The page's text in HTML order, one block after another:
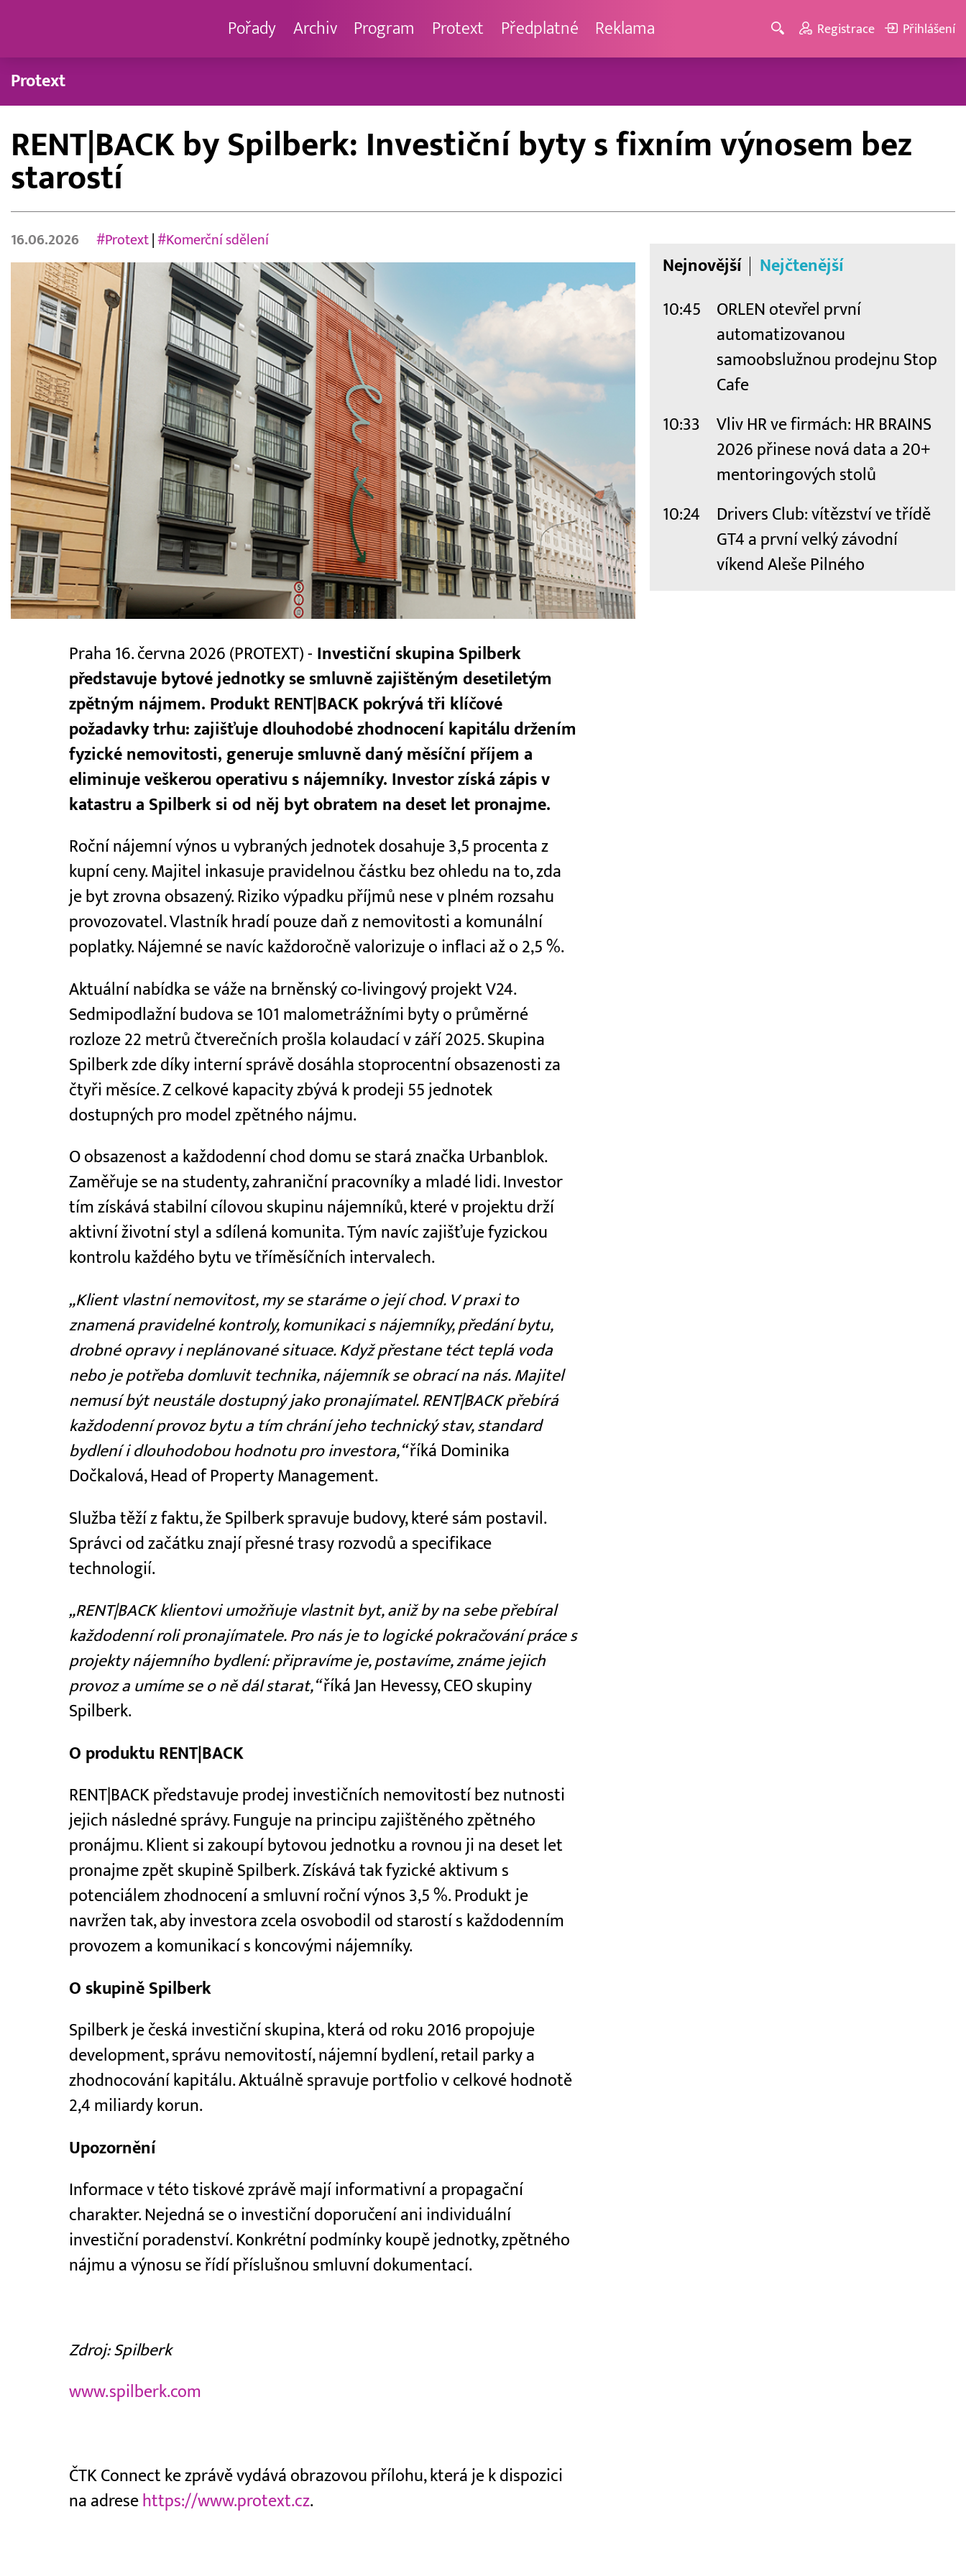
Pořady Archiv Program Protext Předplatné Reklama Registrace Přihlášení
Protext
RENT|BACK by Spilberk: Investiční byty s fixním výnosem bez
starostí
16.06.2026 #Protext| #Komerční sdělení
Praha 16. června 2026 (PROTEXT) - Investiční skupina Spilberk
představuje bytové jednotky se smluvně zajištěným desetiletým
zpětným nájmem. Produkt RENT|BACK pokrývá tři klíčové
požadavky trhu: zajišťuje dlouhodobé zhodnocení kapitálu držením
fyzické nemovitosti, generuje smluvně daný měsíční příjem a
eliminuje veškerou operativu s nájemníky. Investor získá zápis v
katastru a Spilberk si od něj byt obratem na deset let pronajme.
Roční nájemní výnos u vybraných jednotek dosahuje 3,5 procenta z
kupní ceny. Majitel inkasuje pravidelnou částku bez ohledu na to, zda
je byt zrovna obsazený. Riziko výpadku příjmů nese v plném rozsahu
provozovatel. Vlastník hradí pouze daň z nemovitosti a komunální
poplatky. Nájemné se navíc každoročně valorizuje o inflaci až o 2,5 %.
Aktuální nabídka se váže na brněnský co-livingový projekt V24.
Sedmipodlažní budova se 101 malometrážními byty o průměrné
rozloze 22 metrů čtverečních prošla kolaudací v září 2025. Skupina
Spilberk zde díky interní správě dosáhla stoprocentní obsazenosti za
čtyři měsíce. Z celkové kapacity zbývá k prodeji 55 jednotek
dostupných pro model zpětného nájmu.
O obsazenost a každodenní chod domu se stará značka Urbanblok.
Zaměřuje se na studenty, zahraniční pracovníky a mladé lidi. Investor
tím získává stabilní cílovou skupinu nájemníků, které v projektu drží
aktivní životní styl a sdílená komunita. Tým navíc zajišťuje fyzickou
kontrolu každého bytu ve tříměsíčních intervalech.
„Klient vlastní nemovitost, my se staráme o její chod. V praxi to
znamená pravidelné kontroly, komunikaci s nájemníky, předání bytu,
drobné opravy i neplánované situace. Když přestane téct teplá voda
nebo je potřeba domluvit technika, nájemník se obrací na nás. Majitel
nemusí být neustále dostupný jako pronajímatel. RENT|BACK přebírá
každodenní provoz bytu a tím chrání jeho technický stav, standard
bydlení i dlouhodobou hodnotu pro investora,“říká Dominika
Dočkalová, Head of Property Management.
Služba těží z faktu, že Spilberk spravuje budovy, které sám postavil.
Správci od začátku znají přesné trasy rozvodů a specifikace
technologií.
„RENT|BACK klientovi umožňuje vlastnit byt, aniž by na sebe přebíral
každodenní roli pronajímatele. Pro nás je to logické pokračování práce s
projekty nájemního bydlení: připravíme je, postavíme, známe jejich
provoz a umíme se o ně dál starat,“říká Jan Hevessy, CEO skupiny
Spilberk.
O produktu RENT|BACK
RENT|BACK představuje prodej investičních nemovitostí bez nutnosti
jejich následné správy. Funguje na principu zajištěného zpětného
pronájmu. Klient si zakoupí bytovou jednotku a rovnou ji na deset let
pronajme zpět skupině Spilberk. Získává tak fyzické aktivum s
potenciálem zhodnocení a smluvní roční výnos 3,5 %. Produkt je
navržen tak, aby investora zcela osvobodil od starostí s každodenním
provozem a komunikací s koncovými nájemníky.
O skupině Spilberk
Spilberk je česká investiční skupina, která od roku 2016 propojuje
development, správu nemovitostí, nájemní bydlení, retail parky a
zhodnocování kapitálu. Aktuálně spravuje portfolio v celkové hodnotě
2,4 miliardy korun.
Upozornění
Informace v této tiskové zprávě mají informativní a propagační
charakter. Nejedná se o investiční doporučení ani individuální
investiční poradenství. Konkrétní podmínky koupě jednotky, zpětného
nájmu a výnosu se řídí příslušnou smluvní dokumentací.
Zdroj: Spilberk
www.spilberk.com
ČTK Connect ke zprávě vydává obrazovou přílohu, která je k dispozici
na adrese https://www.protext.cz.
Nejnovější Nejčtenější
10:45
ORLEN otevřel první
automatizovanou
samoobslužnou prodejnu Stop
Cafe
10:33
Vliv HR ve firmách: HR BRAINS
2026 přinese nová data a 20+
mentoringových stolů
10:24
Drivers Club: vítězství ve třídě
GT4 a první velký závodní
víkend Aleše Pilného